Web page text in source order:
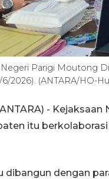
Negeri Parigi Moutong
6/2026). (ANTARA/HO-
-
itu
dibangun dengan